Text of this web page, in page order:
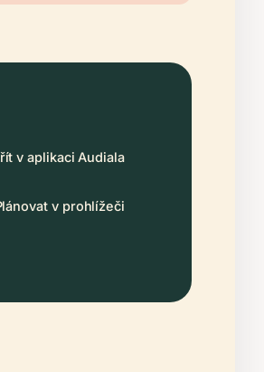
v aplikaci Audiala
v prohlížeči